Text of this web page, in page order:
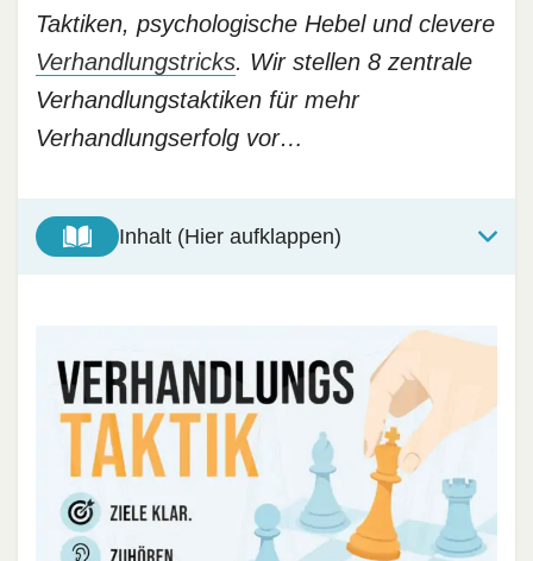
Taktiken, psychologische Hebel und clevere
Verhandlungstricks. Wir stellen 8 zentrale
Verhandlungstaktiken für mehr
Verhandlungserfolg vor…
Inhalt (Hier aufklappen)